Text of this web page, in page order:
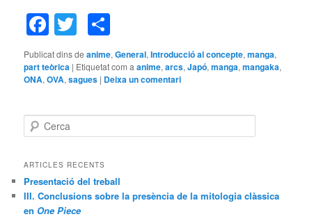
Facebook
Twitter
Publicat dins de anime,General,Introducció al concepte,manga,
part teòrica | Etiquetat com a anime,arcs,Japó,manga,mangaka,
ONA,OVA,sagues | Deixa un comentari
e
c
ARTICLES RECENTS
Presentació del treball
III. Conclusions sobre la presència de la mitologia clàssica
en One Piece